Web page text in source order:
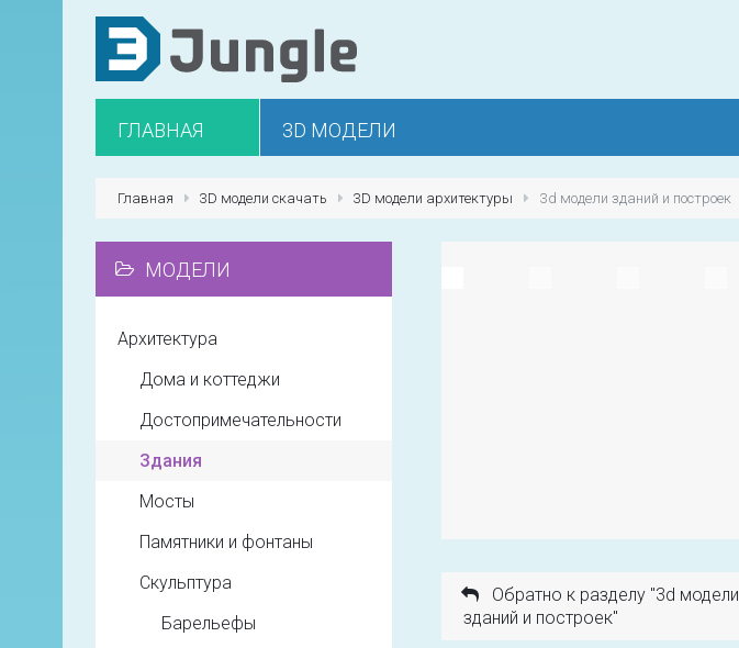
ГЛАВНАЯ 3D МОДЕЛИ
Главная 3D модели скачать 3D модели архитектуры 3d модели зданий и построек
Обратно к разделу "3d модели
зданий и построек"
МОДЕЛИ
Архитектура
Дома и коттеджи
Достопримечательности
Здания
Мосты
Памятники и фонтаны
Скульптура
Барельефы